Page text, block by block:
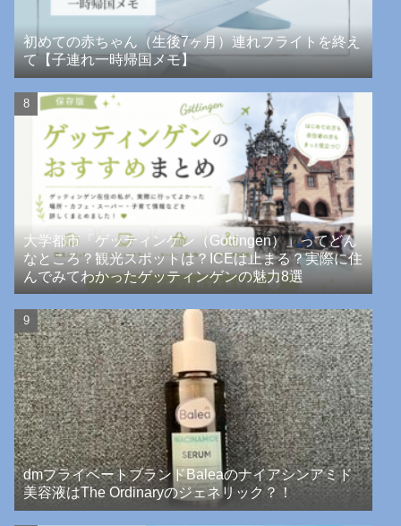
初めての赤ちゃん（生後7ヶ月）連れフライトを終え
て【子連れ一時帰国メモ】
大学都市「ゲッティンゲン（Göttingen）」ってどん
なところ？観光スポットは？ICEは止まる？実際に住
んでみてわかったゲッティンゲンの魅力8選
dmプライベートブランドBaleaのナイアシンアミド
美容液はThe Ordinaryのジェネリック？！